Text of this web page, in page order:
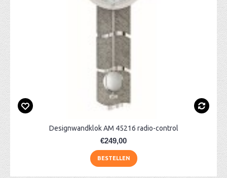
Designwandklok AM 45216 radio-control
€249,00
BESTELLEN